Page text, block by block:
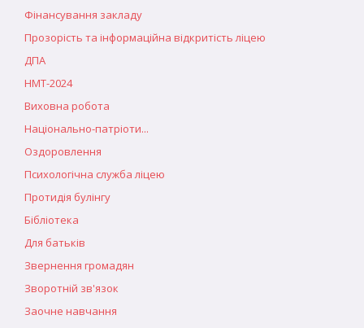
Фінансування закладу
Прозорість та інформаційна відкритість ліцею
ДПА
НМТ-2024
Виховна робота
Національно-патріоти...
Оздоровлення
Психологічна служба ліцею
Протидія булінгу
Бібліотека
Для батьків
Звернення громадян
Зворотній зв'язок
Заочне навчання